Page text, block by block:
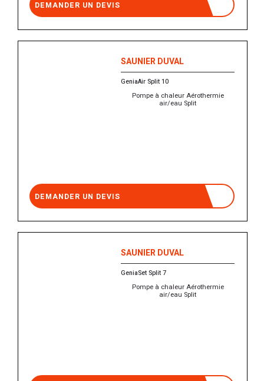
DEMANDER UN DEVIS
SAUNIER DUVAL
GeniaAir Split 10
Pompe à chaleur Aérothermie
air/eau Split
DEMANDER UN DEVIS
SAUNIER DUVAL
GeniaSet Split 7
Pompe à chaleur Aérothermie
air/eau Split